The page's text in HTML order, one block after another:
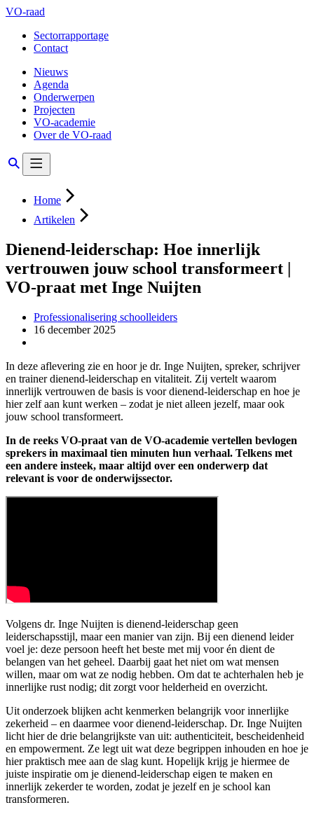
VO-raad
Sectorrapportage
Contact
Nieuws
Agenda
Onderwerpen
Projecten
VO-academie
Over de VO-raad
Home
Artikelen
Dienend-leiderschap: Hoe innerlijk
vertrouwen jouw school transformeert |
VO-praat met Inge Nuijten
Professionalisering schoolleiders
16 december 2025
In deze aflevering zie en hoor je dr. Inge Nuijten, spreker, schrijver
en trainer dienend-leiderschap en vitaliteit. Zij vertelt waarom
innerlijk vertrouwen de basis is voor dienend-leiderschap en hoe je
hier zelf aan kunt werken – zodat je niet alleen jezelf, maar ook
jouw school transformeert.
In de reeks VO-praat van de VO-academie vertellen bevlogen
sprekers in maximaal tien minuten hun verhaal. Telkens met
een andere insteek, maar altijd over een onderwerp dat
relevant is voor de onderwijssector.
Volgens dr. Inge Nuijten is dienend-leiderschap geen
leiderschapsstijl, maar een manier van zijn. Bij een dienend leider
voel je: deze persoon heeft het beste met mij voor én dient de
belangen van het geheel. Daarbij gaat het niet om wat mensen
willen, maar om wat ze nodig hebben. Om dat te achterhalen heb je
innerlijke rust nodig; dit zorgt voor helderheid en overzicht.
Uit onderzoek blijken acht kenmerken belangrijk voor innerlijke
zekerheid – en daarmee voor dienend-leiderschap. Dr. Inge Nuijten
licht hier de drie belangrijkste van uit: authenticiteit, bescheidenheid
en empowerment. Ze legt uit wat deze begrippen inhouden en hoe je
hier praktisch mee aan de slag kunt. Hopelijk krijg je hiermee de
juiste inspiratie om je dienend-leiderschap eigen te maken en
innerlijk zekerder te worden, zodat je jezelf en je school kan
transformeren.